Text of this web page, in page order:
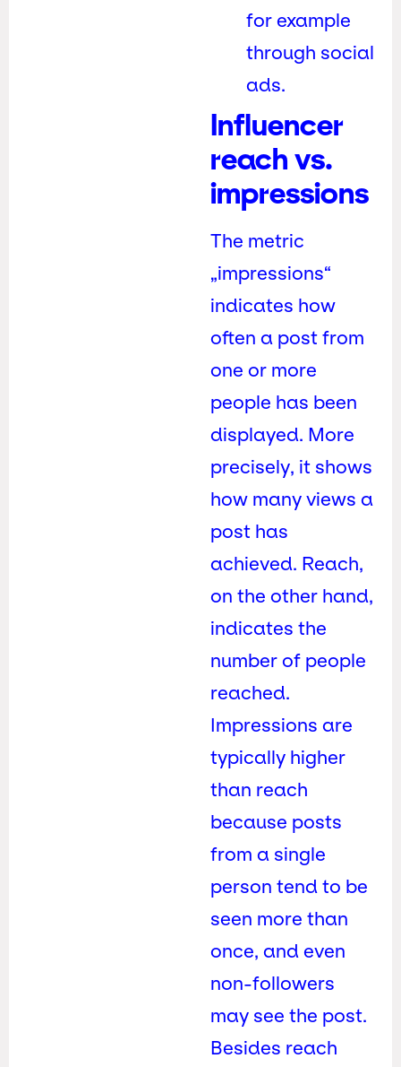
for example
through social
ads.
Influencer
reach vs.
impressions
The metric
„impressions“
indicates how
often a post from
one or more
people has been
displayed. More
precisely, it shows
how many views a
post has
achieved. Reach,
on the other hand,
indicates the
number of people
reached.
Impressions are
typically higher
than reach
because posts
from a single
person tend to be
seen more than
once, and even
non-followers
may see the post.
Besides reach